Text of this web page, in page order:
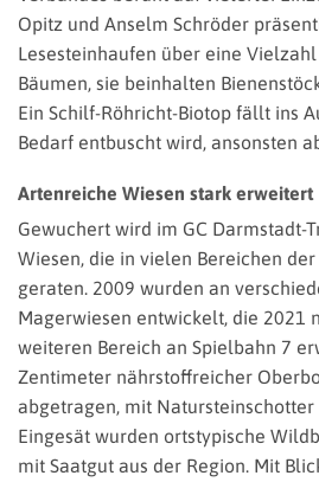
Opitz und Anselm Schröder
Lesesteinhaufen über eine
Bäumen, sie beinhalten
Ein Schilf-Röhricht-Biotop fällt ins
Bedarf entbuscht wird, ansonsten
Artenreiche Wiesen stark erweitert
Gewuchert wird im GC Darmstadt-
Wiesen, die in vielen Bereichen
geraten. 2009 wurden an
Magerwiesen entwickelt, die 2021
weiteren Bereich an Spielbahn 7
Zentimeter nährstoffreicher
abgetragen, mit
Eingesät wurden ortstypische
mit Saatgut aus der Region. Mit